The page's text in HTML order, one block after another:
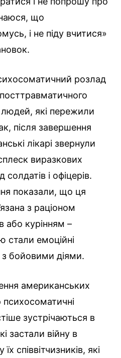
що
і не піду вчитися»
розлад
які пережили
після завершення
лікарі звернули
виразкових
і офіцерів.
показали, що ця
з раціоном
або курінням –
стали емоційні
з бойовими діями.
американських
психосоматичні
зустрічаються в
застали війну в
співвітчизників, які